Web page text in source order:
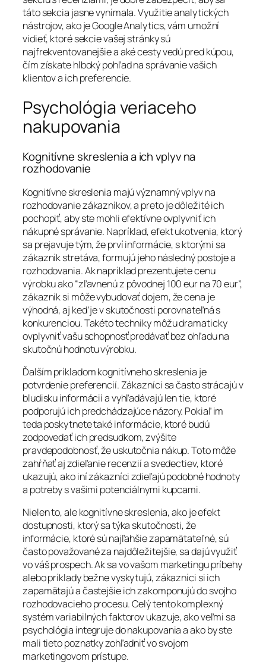
táto sekcia jasne vynímala. Využitie analytických
nástrojov, ako je Google Analytics, vám umožní
vidieť, ktoré sekcie vašej stránky sú
najfrekventovanejšie a aké cesty vedú pred kúpou,
čím získate hlboký pohľad na správanie vašich
klientov a ich preferencie.
Psychológia veriaceho
nakupovania
Kognitívne skreslenia a ich vplyv na
rozhodovanie
Kognitívne skreslenia majú významný vplyv na
rozhodovanie zákazníkov, a preto je dôležité ich
pochopiť, aby ste mohli efektívne ovplyvniť ich
nákupné správanie. Napríklad, efekt ukotvenia, ktorý
sa prejavuje tým, že prví informácie, s ktorými sa
zákazník stretáva, formujú jeho následný postoje a
rozhodovania. Ak napríklad prezentujete cenu
výrobku ako “zľavnenú z pôvodnej 100 eur na 70 eur”,
zákazník si môže vybudovať dojem, že cena je
výhodná, aj keď je v skutočnosti porovnateľná s
konkurenciou. Takéto techniky môžu dramaticky
ovplyvniť vašu schopnosť predávať bez ohľadu na
skutočnú hodnotu výrobku.
Ďalším príkladom kognitívneho skreslenia je
potvrdenie preferencií. Zákazníci sa často strácajú v
bludisku informácií a vyhľadávajú len tie, ktoré
podporujú ich predchádzajúce názory. Pokiaľ im
teda poskytnete také informácie, ktoré budú
zodpovedať ich predsudkom, zvýšite
pravdepodobnosť, že uskutočnia nákup. Toto môže
zahŕňať aj zdieľanie recenzií a svedectiev, ktoré
ukazujú, ako iní zákazníci zdieľajú podobné hodnoty
a potreby s vašimi potenciálnymi kupcami.
Nielen to, ale kognitívne skreslenia, ako je efekt
dostupnosti, ktorý sa týka skutočnosti, že
informácie, ktoré sú najľahšie zapamätateľné, sú
často považované za najdôležitejšie, sa dajú využiť
vo váš prospech. Ak sa vo vašom marketingu príbehy
alebo príklady bežne vyskytujú, zákazníci si ich
zapamätajú a častejšie ich zakomponujú do svojho
rozhodovacieho procesu. Celý tento komplexný
systém variabilných faktorov ukazuje, ako veľmi sa
psychológia integruje do nakupovania a ako by ste
mali tieto poznatky zohľadniť vo svojom
marketingovom prístupe.